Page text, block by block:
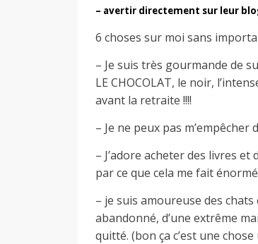
e
M
a
– avertir directement sur leur
6 choses sur moi sans
– Je suis très gourmande de
LE CHOCOLAT, le noir,
avant la retraite !!!!
– Je ne peux pas
– J’adore acheter des livres
par ce que cela me fait
– je suis amoureuse des
abandonné, d’une extrême
quitté. (bon ça c’est une